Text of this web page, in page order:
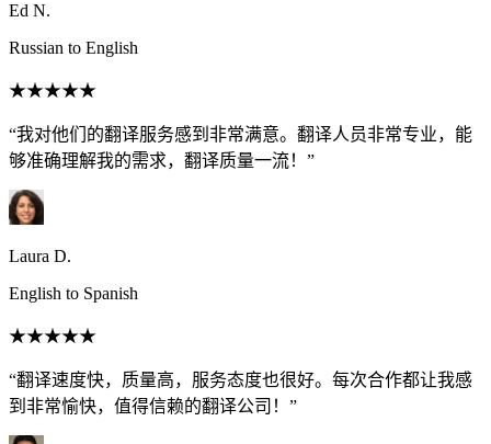
Ed N.
Russian to English
★★★★★
“我对他们的翻译服务感到非常满意。翻译人员非常专业，能
够准确理解我的需求，翻译质量一流！”
Laura D.
English to Spanish
★★★★★
“翻译速度快，质量高，服务态度也很好。每次合作都让我感
到非常愉快，值得信赖的翻译公司！”